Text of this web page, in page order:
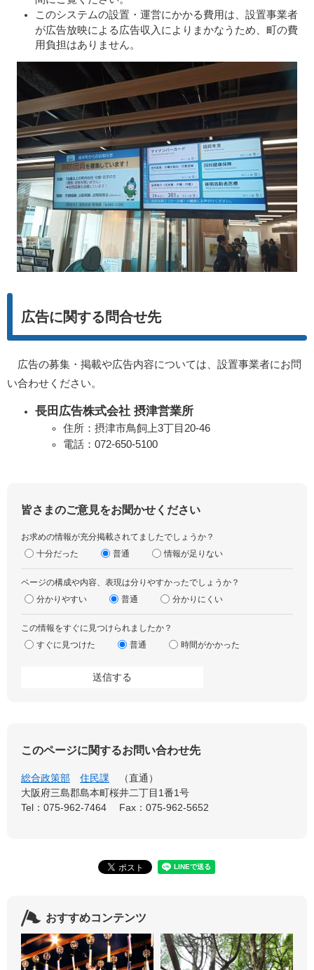
このシステムの設置・運営にかかる費用は、設置事業者
が広告放映による広告収入によりまかなうため、町の費
用負担はありません。
広告に関する問合せ先
広告の募集・掲載や広告内容については、設置事業者にお問
い合わせください。
長田広告株式会社 摂津営業所
住所：摂津市鳥飼上3丁目20-46
電話：072-650-5100
皆さまのご意見をお聞かせください
お求めの情報が充分掲載されてましたでしょうか？
十分だった
普通 情報が足りない
ページの構成や内容、表現は分りやすかったでしょうか？
分かりやすい
普通 分かりにくい
この情報をすぐに見つけられましたか？
すぐに見つけた
普通 時間がかかった
このページに関するお問い合わせ先
総合政策部 住民課
直通
大阪府三島郡島本町桜井二丁目1番1号
Tel：075-962-7464
Fax：075-962-5652
おすすめコンテンツ